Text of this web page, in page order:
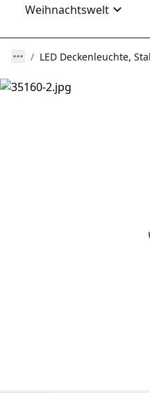
Weihnachtswelt
LED Deckenleuchte,